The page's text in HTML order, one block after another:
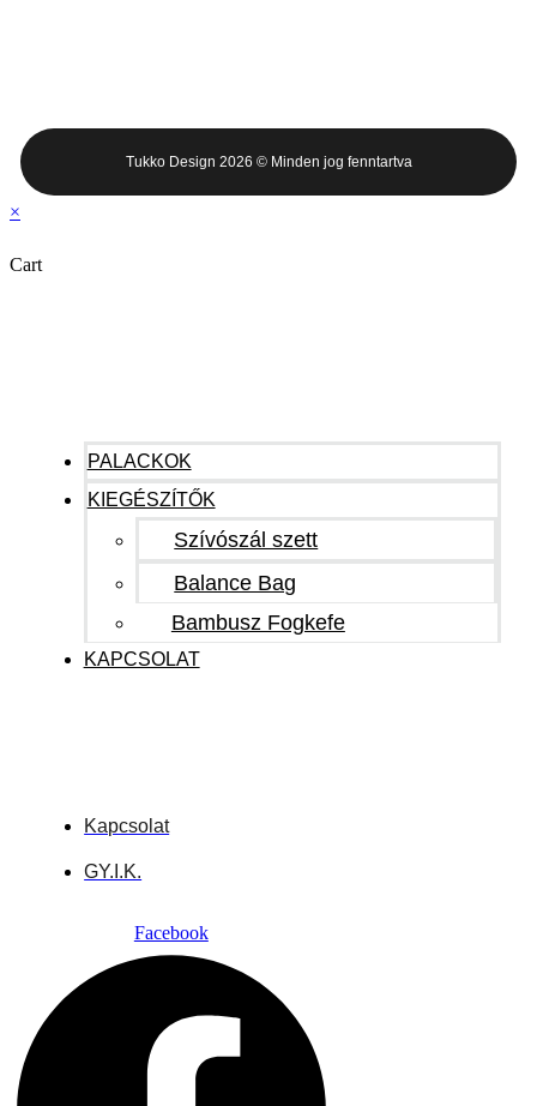
Tukko Design 2026 © Minden jog fenntartva
×
Cart
PALACKOK
KIEGÉSZÍTŐK
Szívószál szett
Balance Bag
Bambusz Fogkefe
KAPCSOLAT
Kapcsolat
GY.I.K.
Facebook